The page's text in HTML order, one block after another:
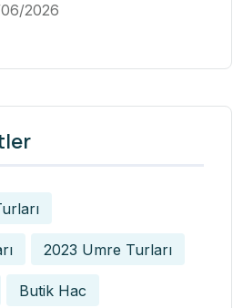
2026
2023 Umre Turları
Butik Hac